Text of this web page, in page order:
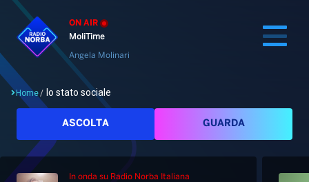
ON AIR
MoliTime
Angela Molinari
Home/ lo stato sociale
ASCOLTA GUARDA
In onda su Radio Norba Italiana